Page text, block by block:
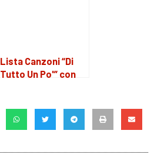
Lista Canzoni “Di
Tutto Un Po'” con